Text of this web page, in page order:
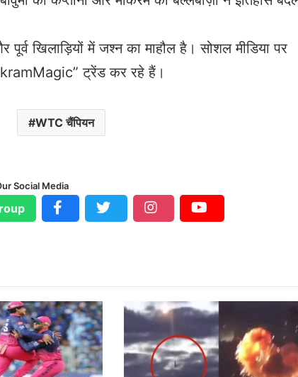
खिलाड़ियों में जश्न का माहौल है। सोशल मीडिया पर
ट्रेंड कर रहे हैं।
WTC चैंपियन
Social Media